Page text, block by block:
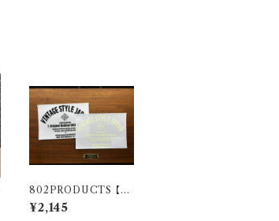
802PRODUCTS 【vi
ntage BICASA LOG
O】 カッティングステッ
¥2,145